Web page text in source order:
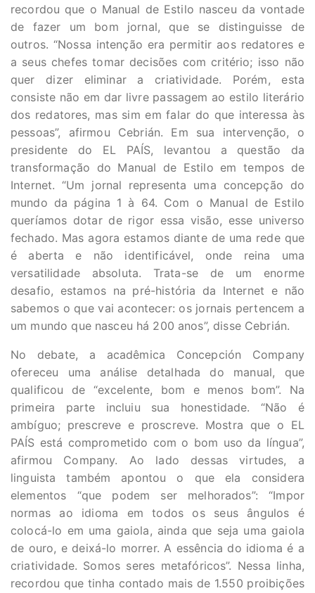
recordou que o Manual de Estilo nasceu da vontade
de fazer um bom jornal, que se distinguisse de
outros. “Nossa intenção era permitir aos redatores e
a seus chefes tomar decisões com critério; isso não
quer dizer eliminar a criatividade. Porém, esta
consiste não em dar livre passagem ao estilo literário
dos redatores, mas sim em falar do que interessa às
pessoas”, afirmou Cebrián. Em sua intervenção, o
presidente do EL PAÍS, levantou a questão da
transformação do Manual de Estilo em tempos de
Internet. “Um jornal representa uma concepção do
mundo da página 1 à 64. Com o Manual de Estilo
queríamos dotar de rigor essa visão, esse universo
fechado. Mas agora estamos diante de uma rede que
é aberta e não identificável, onde reina uma
versatilidade absoluta. Trata-se de um enorme
desafio, estamos na pré-história da Internet e não
sabemos o que vai acontecer: os jornais pertencem a
um mundo que nasceu há 200 anos”, disse Cebrián.
No debate, a acadêmica Concepción Company
ofereceu uma análise detalhada do manual, que
qualificou de “excelente, bom e menos bom”. Na
primeira parte incluiu sua honestidade. “Não é
ambíguo; prescreve e proscreve. Mostra que o EL
PAÍS está comprometido com o bom uso da língua”,
afirmou Company. Ao lado dessas virtudes, a
linguista também apontou o que ela considera
elementos “que podem ser melhorados”: “Impor
normas ao idioma em todos os seus ângulos é
colocá-lo em uma gaiola, ainda que seja uma gaiola
de ouro, e deixá-lo morrer. A essência do idioma é a
criatividade. Somos seres metafóricos”. Nessa linha,
recordou que tinha contado mais de 1.550 proibições